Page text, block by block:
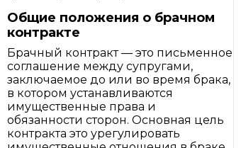
Общие положения о брачном
контракте
Брачный контракт — это письменное
соглашение между супругами,
заключаемое до или во время брака,
в котором устанавливаются
имущественные права и
обязанности сторон. Основная цель
контракта это урегулировать